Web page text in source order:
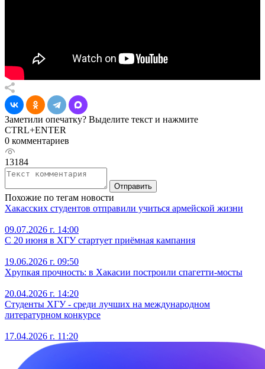
Заметили опечатку? Выделите текст и нажмите
CTRL+ENTER
0 комментариев
13184
Отправить
Похожие по тегам новости
Хакасских студентов отправили учиться армейской жизни
09.07.2026 г. 14:00
С 20 июня в ХГУ стартует приёмная кампания
19.06.2026 г. 09:50
Хрупкая прочность: в Хакасии построили спагетти-мосты
20.04.2026 г. 14:20
Студенты ХГУ - среди лучших на международном
литературном конкурсе
17.04.2026 г. 11:20